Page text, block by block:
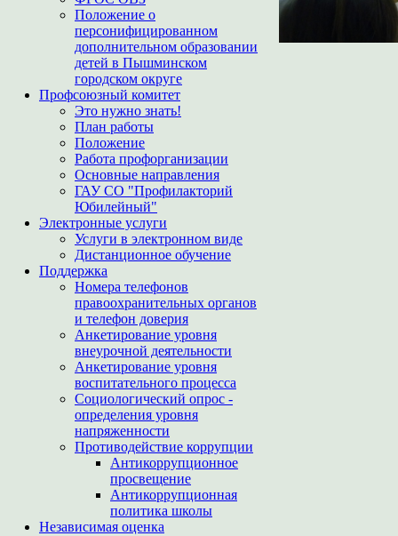
Положение о
персонифицированном
дополнительном образовании
детей в Пышминском
городском округе
Профсоюзный комитет
Это нужно знать!
План работы
Положение
Работа профорганизации
Основные направления
ГАУ СО "Профилакторий
Юбилейный"
Электронные услуги
Услуги в электронном виде
Дистанционное обучение
Поддержка
Номера телефонов
правоохранительных органов
и телефон доверия
Анкетирование уровня
внеурочной деятельности
Анкетирование уровня
воспитательного процесса
Социологический опрос -
определения уровня
напряженности
Противодействие коррупции
Антикоррупционное
просвещение
Антикоррупционная
политика школы
Независимая оценка